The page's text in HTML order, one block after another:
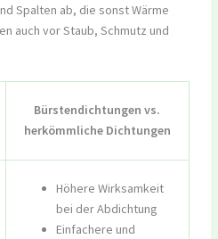
Spalten ab, die sonst Wärme
auch vor Staub, Schmutz und
Bürstendichtungen vs.
herkömmliche Dichtungen
Höhere Wirksamkeit
bei der Abdichtung
Einfachere und